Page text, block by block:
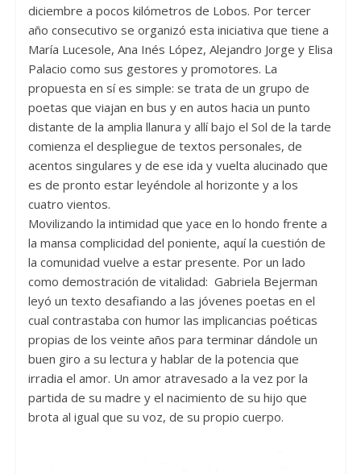
diciembre a pocos kilómetros de Lobos. Por tercer
año consecutivo se organizó esta iniciativa que tiene a
María Lucesole, Ana Inés López, Alejandro Jorge y Elisa
Palacio como sus gestores y promotores. La
propuesta en sí es simple: se trata de un grupo de
poetas que viajan en bus y en autos hacia un punto
distante de la amplia llanura y allí bajo el Sol de la tarde
comienza el despliegue de textos personales, de
acentos singulares y de ese ida y vuelta alucinado que
es de pronto estar leyéndole al horizonte y a los
cuatro vientos.
Movilizando la intimidad que yace en lo hondo frente a
la mansa complicidad del poniente, aquí la cuestión de
la comunidad vuelve a estar presente. Por un lado
como demostración de vitalidad: Gabriela Bejerman
leyó un texto desafiando a las jóvenes poetas en el
cual contrastaba con humor las implicancias poéticas
propias de los veinte años para terminar dándole un
buen giro a su lectura y hablar de la potencia que
irradia el amor. Un amor atravesado a la vez por la
partida de su madre y el nacimiento de su hijo que
brota al igual que su voz, de su propio cuerpo.